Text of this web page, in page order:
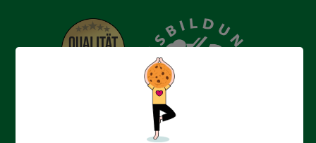
Erfolgreich bewerben mit Ausbildungspark: Wir